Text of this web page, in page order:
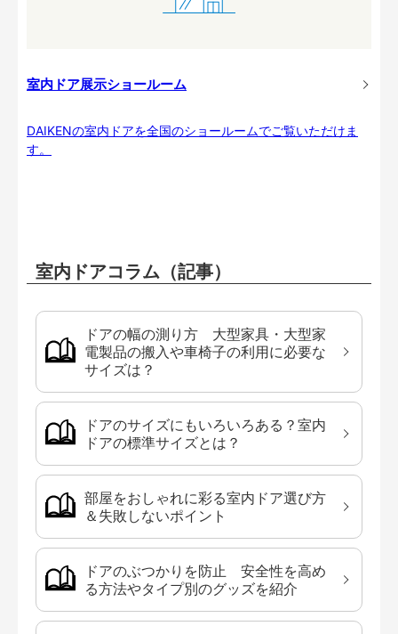
室内ドア展示ショールーム
DAIKENの室内ドアを全国のショールームでご覧いただけま
す。
室内ドアコラム（記事）
ドアの幅の測り方 大型家具・大型家
電製品の搬入や車椅子の利用に必要な
サイズは？
ドアのサイズにもいろいろある？室内
ドアの標準サイズとは？
部屋をおしゃれに彩る室内ドア選び方
＆失敗しないポイント
ドアのぶつかりを防止 安全性を高め
る方法やタイプ別のグッズを紹介